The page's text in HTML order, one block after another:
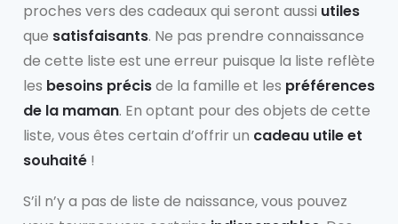
proches vers des cadeaux qui seront aussi utiles
que satisfaisants. Ne pas prendre connaissance
de cette liste est une erreur puisque la liste reflète
les besoins précisde la famille et les préférences
de la maman. En optant pour des objets de cette
liste, vous êtes certain d’offrir un cadeau utile et
souhaité !
S’il n’y a pas de liste de naissance, vous pouvez